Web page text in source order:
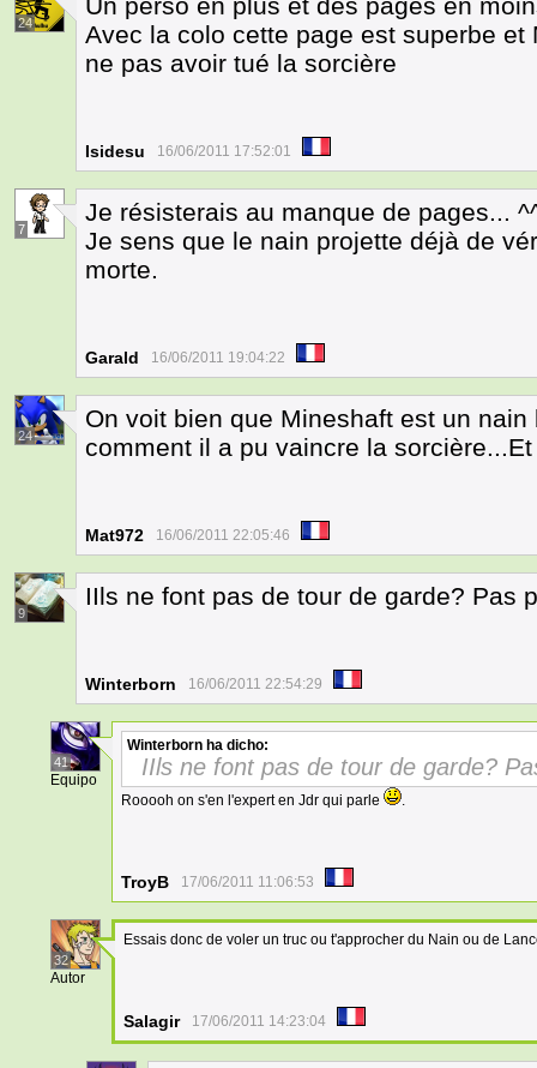
24
Avec la colo cette page est superbe
ne pas avoir tué la sorcière
Isidesu 16/06/2011 17:52:01
7
Je résisterais au manque de pages...
Je sens que le nain projette déjà de
morte.
Garald 16/06/2011 19:04:22
24
On voit bien que Mineshaft est un
comment il a pu vaincre la
Mat972 16/06/2011 22:05:46
9
IIls ne font pas de tour de garde? Pas
Winterborn 16/06/2011 22:54:29
41
Equipo
Winterborn ha dicho:
IIls ne font pas de tour de garde?
Rooooh on s'en l'expert en Jdr qui parle .
TroyB 17/06/2011 11:06:53
32
Autor
Essais donc de voler un truc ou t'approcher du Nain ou de
Salagir 17/06/2011 14:23:04